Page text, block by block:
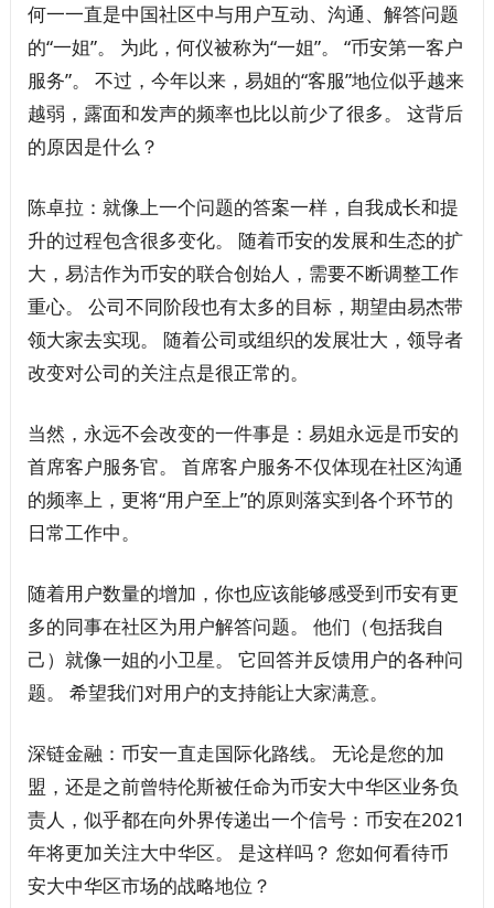
何一一直是中国社区中与用户互动、沟通、解答问题
的“一姐”。 为此，何仪被称为“一姐”。 “币安第一客户
服务”。 不过，今年以来，易姐的“客服”地位似乎越来
越弱，露面和发声的频率也比以前少了很多。 这背后
的原因是什么？
陈卓拉：就像上一个问题的答案一样，自我成长和提
升的过程包含很多变化。 随着币安的发展和生态的扩
大，易洁作为币安的联合创始人，需要不断调整工作
重心。 公司不同阶段也有太多的目标，期望由易杰带
领大家去实现。 随着公司或组织的发展壮大，领导者
改变对公司的关注点是很正常的。
当然，永远不会改变的一件事是：易姐永远是币安的
首席客户服务官。 首席客户服务不仅体现在社区沟通
的频率上，更将“用户至上”的原则落实到各个环节的
日常工作中。
随着用户数量的增加，你也应该能够感受到币安有更
多的同事在社区为用户解答问题。 他们（包括我自
己）就像一姐的小卫星。 它回答并反馈用户的各种问
题。 希望我们对用户的支持能让大家满意。
深链金融：币安一直走国际化路线。 无论是您的加
盟，还是之前曾特伦斯被任命为币安大中华区业务负
责人，似乎都在向外界传递出一个信号：币安在2021
年将更加关注大中华区。 是这样吗？ 您如何看待币
安大中华区市场的战略地位？